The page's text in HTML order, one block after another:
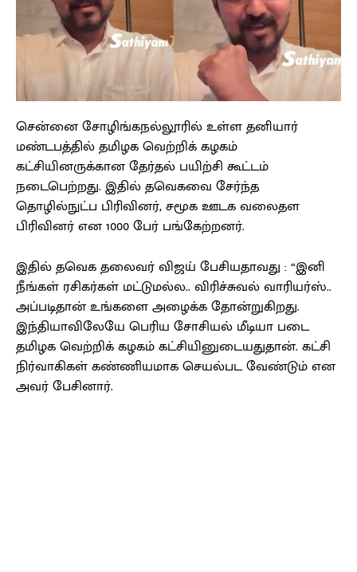
சென்னை சோழிங்கநல்லூரில் உள்ள தனியார்
மண்டபத்தில் தமிழக வெற்றிக் கழகம்
கட்சியினருக்கான தேர்தல் பயிற்சி கூட்டம்
நடைபெற்றது. இதில் தவெகவை சேர்ந்த
தொழில்நுட்ப பிரிவினர், சமூக ஊடக வலைதள
பிரிவினர் என 1000 பேர் பங்கேற்றனர்.
இதில் தவெக தலைவர் விஜய் பேசியதாவது : “இனி
நீங்கள் ரசிகர்கள் மட்டுமல்ல.. விரிச்சுவல் வாரியர்ஸ்..
அப்படிதான் உங்களை அழைக்க தோன்றுகிறது.
இந்தியாவிலேயே பெரிய சோசியல் மீடியா படை
தமிழக வெற்றிக் கழகம் கட்சியினுடையதுதான். கட்சி
நிர்வாகிகள் கண்ணியமாக செயல்பட வேண்டும் என
அவர் பேசினார்.